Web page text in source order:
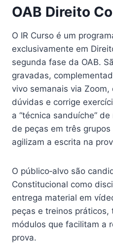
OAB Direito
O IR Curso é um
exclusivamente em
segunda fase da OAB.
gravadas,
vivo semanais via
dúvidas e corrige
a “técnica sanduíche”
de peças em três
agilizam a escrita na
O público‑alvo são
Constitucional como
entrega material em
peças e treinos práticos,
módulos que facilitam a
prova.